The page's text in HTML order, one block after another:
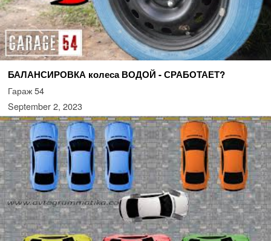
БАЛАНСИРОВКА колеса ВОДОЙ - СРАБОТАЕТ?
Гараж 54
September 2, 2023